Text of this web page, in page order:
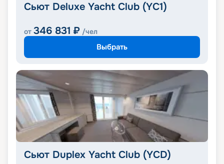
Сьют Deluxe Yacht Club (YC1)
от 346 831 ₽ /чел
Выбрать
Сьют Duplex Yacht Club (YCD)